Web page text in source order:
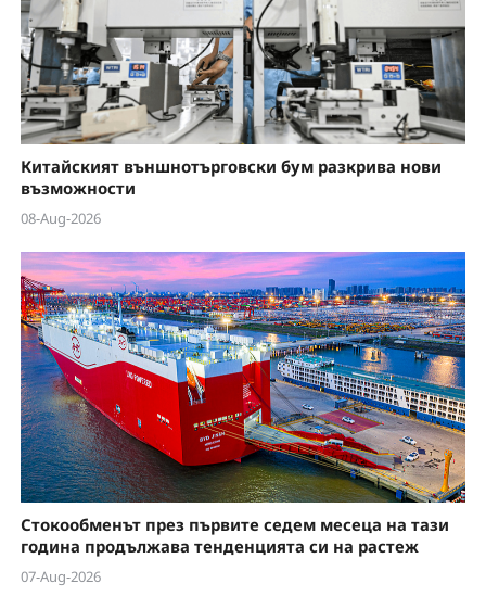
Китайският външнотърговски бум разкрива нови
възможности
08-Aug-2026
Стокообменът през първите седем месеца на тази
година продължава тенденцията си на растеж
07-Aug-2026